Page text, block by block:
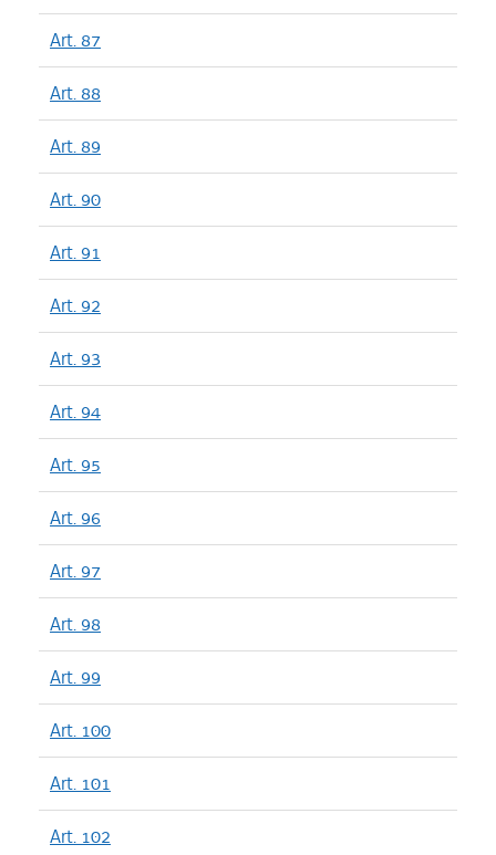
Art. 87
Art. 88
Art. 89
Art. 90
Art. 91
Art. 92
Art. 93
Art. 94
Art. 95
Art. 96
Art. 97
Art. 98
Art. 99
Art. 100
Art. 101
Art. 102